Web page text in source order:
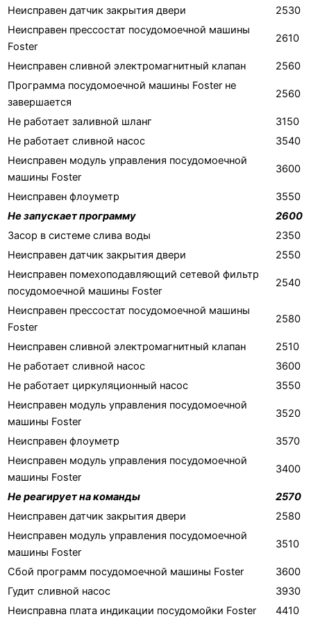
Неисправен датчик закрытия двери
2530
Неисправен прессостат посудомоечной машины
Foster
2610
Неисправен сливной электромагнитный клапан
2560
Программа посудомоечной машины Foster не
завершается
2560
Не работает заливной шланг
3150
Не работает сливной насос
3540
Неисправен модуль управления посудомоечной
машины Foster
3600
Неисправен флоуметр
3550
Не запускает программу
2600
Засор в системе слива воды
2350
Неисправен датчик закрытия двери
2550
Неисправен помехоподавляющий сетевой фильтр
посудомоечной машины Foster
2540
Неисправен прессостат посудомоечной машины
Foster
2580
Неисправен сливной электромагнитный клапан
2510
Не работает сливной насос
3600
Не работает циркуляционный насос
3550
Неисправен модуль управления посудомоечной
машины Foster
3520
Неисправен флоуметр
3570
Неисправен модуль управления посудомоечной
машины Foster
3400
Не реагирует на команды
2570
Неисправен датчик закрытия двери
2580
Неисправен модуль управления посудомоечной
машины Foster
3510
Сбой программ посудомоечной машины Foster
3600
Гудит сливной насос
3930
Неисправна плата индикации посудомойки Foster
4410